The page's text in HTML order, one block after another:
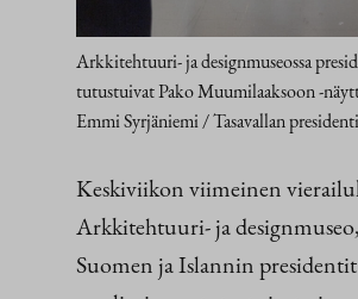
Arkkitehtuuri- ja designmuseossa
tutustuivat Pako Muumilaaksoon -
Emmi Syrjäniemi / Tasavallan
Keskiviikon viimeinen
Arkkitehtuuri- ja
Suomen ja Islannin presidentit